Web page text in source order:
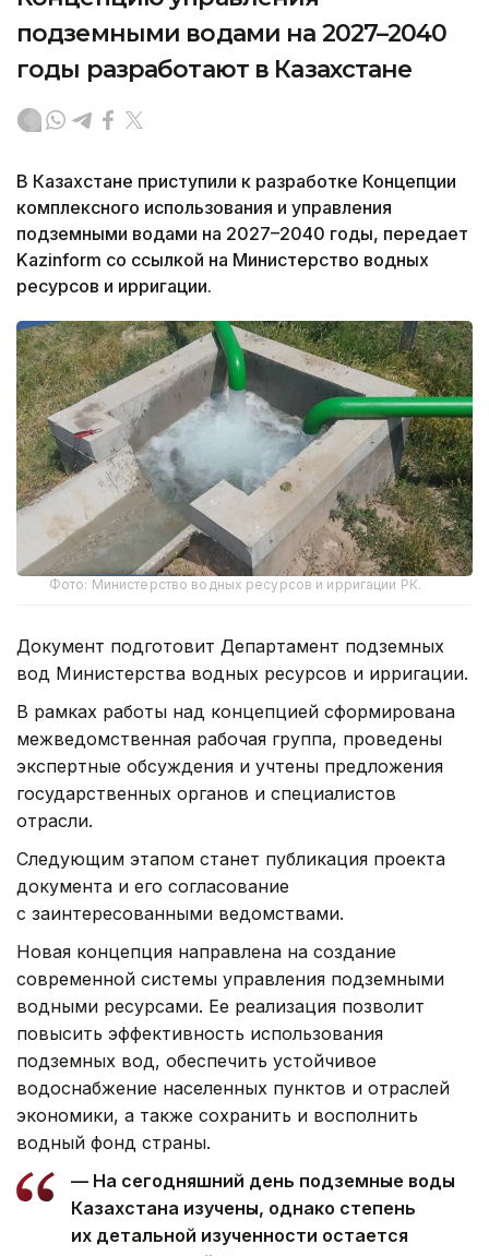
подземными водами на 2027–2040
годы разработают в Казахстане
В Казахстане приступили к разработке Концепции
комплексного использования и управления
подземными водами на 2027–2040 годы, передает
Kazinform со ссылкой на Министерство водных
ресурсов и ирригации.
Фото: Министерство водных ресурсов и ирригации РК.
Документ подготовит Департамент подземных
вод Министерства водных ресурсов и ирригации.
В рамках работы над концепцией сформирована
межведомственная рабочая группа, проведены
экспертные обсуждения и учтены предложения
государственных органов и специалистов
отрасли.
Следующим этапом станет публикация проекта
документа и его согласование
с заинтересованными ведомствами.
Новая концепция направлена на создание
современной системы управления подземными
водными ресурсами. Ее реализация позволит
повысить эффективность использования
подземных вод, обеспечить устойчивое
водоснабжение населенных пунктов и отраслей
экономики, а также сохранить и восполнить
водный фонд страны.
— На сегодняшний день подземные воды
Казахстана изучены, однако степень
их детальной изученности остается